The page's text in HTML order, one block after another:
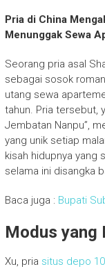
Pria di China
Menunggak Sewa
Seorang pria asal
sebagai sosok
utang sewa
tahun. Pria tersebut,
Jembatan Nanpu”,
yang unik setiap
kisah hidupnya yang
selama ini disangka
Baca juga : Bupati
Modus yang
Xu, pria situs depo 10